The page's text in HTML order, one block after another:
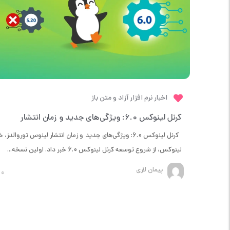
اخبار نرم افزار آزاد و متن باز
کرنل لینوکس 6.0: ویژگی‌های جدید و زمان انتشار
کرنل لینوکس 6.0: ویژگی‌های جدید و زمان انتشار لینوس
لینوکس، از شروع توسعه کرنل لینوکس 6.0 خبر داد. اولین نسخه...
پیمان لاری
0